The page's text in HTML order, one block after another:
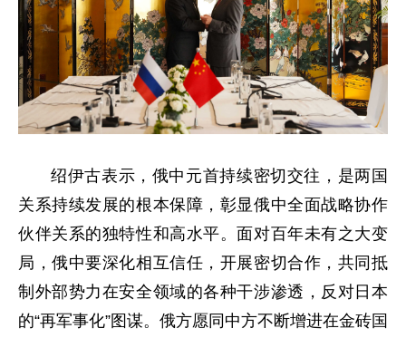
绍伊古表示，俄中元首持续密切交往，是两国
关系持续发展的根本保障，彰显俄中全面战略协作
伙伴关系的独特性和高水平。面对百年未有之大变
局，俄中要深化相互信任，开展密切合作，共同抵
制外部势力在安全领域的各种干涉渗透，反对日本
的“再军事化”图谋。俄方愿同中方不断增进在金砖国